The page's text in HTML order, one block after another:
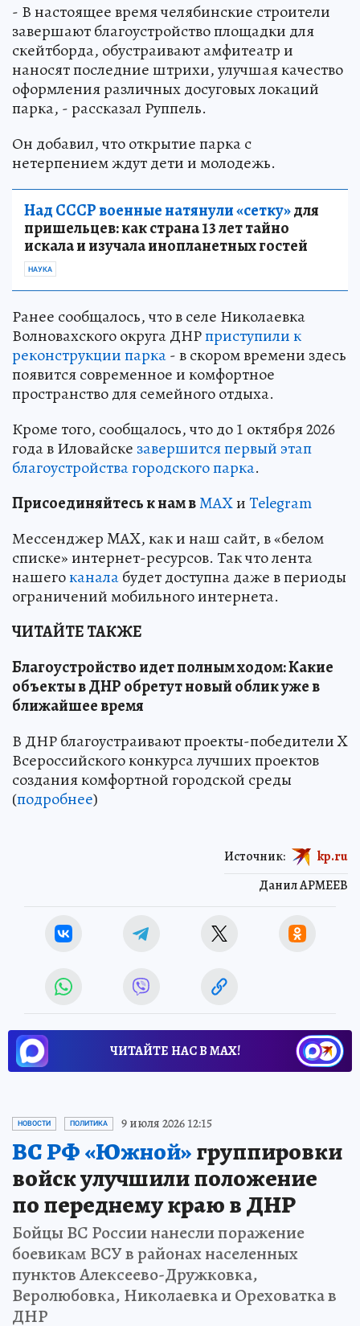
- В настоящее время челябинские строители
завершают благоустройство площадки для
скейтборда, обустраивают амфитеатр и
наносят последние штрихи, улучшая качество
оформления различных досуговых локаций
парка, - рассказал Руппель.
Он добавил, что открытие парка с
нетерпением ждут дети и молодежь.
Над СССР военные натянули «сетку»для
пришельцев: как страна 13 лет тайно
искала и изучала инопланетных гостей
НАУКА
Ранее сообщалось, что в селе Николаевка
Волновахского округа ДНРприступили к
реконструкции парка- в скором времени здесь
появится современное и комфортное
пространство для семейного отдыха.
Кроме того, сообщалось, что до 1 октября 2026
года в Иловайске завершится первый этап
благоустройства городского парка.
Присоединяйтесь к нам вMAXиTelegram
Мессенджер MAX, как и наш сайт, в «белом
списке» интернет-ресурсов. Так что лента
нашегоканалабудет доступна даже в периоды
ограничений мобильного интернета.
ЧИТАЙТЕ ТАКЖЕ
Благоустройство идет полным ходом: Какие
объекты в ДНР обретут новый облик уже в
ближайшее время
В ДНР благоустраивают проекты-победители X
Всероссийского конкурса лучших проектов
создания комфортной городской среды
(подробнее)
Данил АРМЕЕВ
Источник: kp.ru
ЧИТАЙТЕ НАС В МАХ!
НОВОСТИ ПОЛИТИКА 9 июля 2026 12:15
ВС РФ «Южной»группировки
войск улучшили положение
по переднему краю в ДНР
Бойцы ВС России нанесли поражение
боевикам ВСУ в районах населенных
пунктов Алексеево-Дружковка,
Веролюбовка, Николаевка и Ореховатка в
ДНР